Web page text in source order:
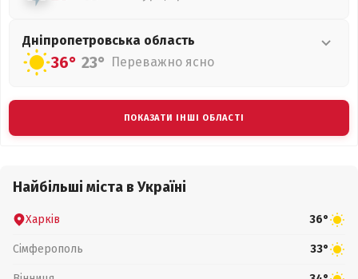
Дніпропетровська область
36° 23° Переважно ясно
ПОКАЗАТИ ІНШІ ОБЛАСТІ
Найбільші міста в Україні
Харків 36°
Сімферополь 33°